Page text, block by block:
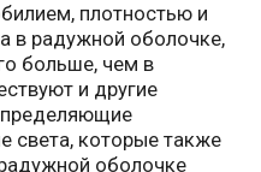
плотностью и
в радужной оболочке,
больше, чем в
и другие
света, которые также
оболочке